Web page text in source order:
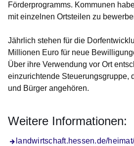
Förderprogramms. Kommunen
mit einzelnen Ortsteilen zu
Jährlich stehen für die
Millionen Euro für neue
Über ihre Verwendung vor Ort
einzurichtende Steuerungsgruppe,
und Bürger angehören.
Weitere Informationen:
landwirtschaft.hessen.de/